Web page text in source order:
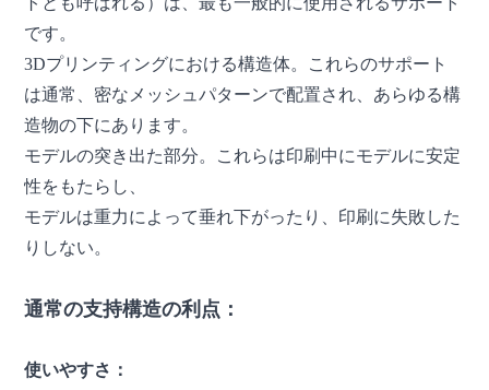
です。
3Dプリンティングにおける構造体。これらのサポート
は通常、密なメッシュパターンで配置され、あらゆる構
造物の下にあります。
モデルの突き出た部分。これらは印刷中にモデルに安定
性をもたらし、
モデルは重力によって垂れ下がったり、印刷に失敗した
りしない。
通常の支持構造の利点：
使いやすさ：